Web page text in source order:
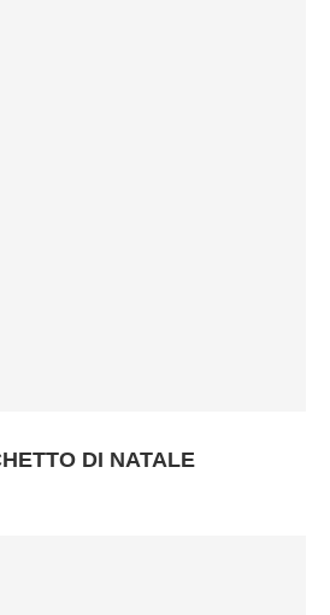
DI NATALE